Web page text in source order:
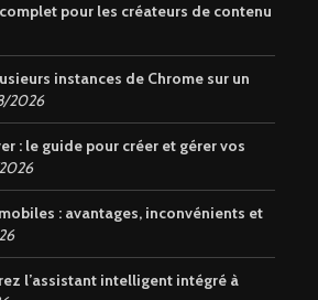
pour les créateurs de contenu
instances de Chrome sur un
2026
: le guide pour créer et gérer vos
: avantages, inconvénients et
l’assistant intelligent intégré à